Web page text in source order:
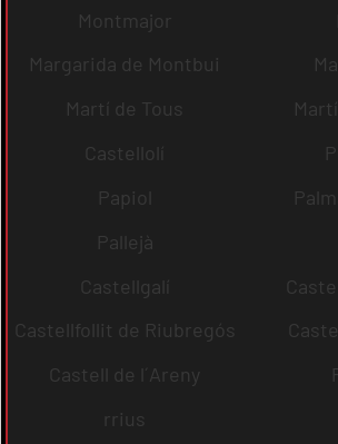
Montmajor
Margarida de Montbui
Martí de Tous
Castellolí
Papiol
Pallejà
Castellgalí
Castellfollit de Riubregós
Castell de l´Areny
rrius